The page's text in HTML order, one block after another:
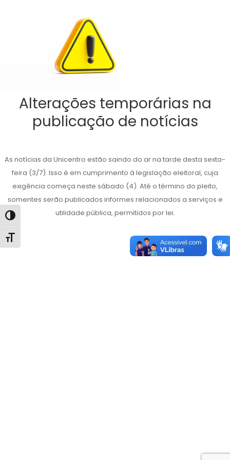
Alternar alto contraste
Alternar tamanho da fonte
Alterações temporárias na
publicação de notícias
As notícias da Unicentro estão saindo do ar na tarde desta sexta-
feira (3/7). Isso é em cumprimento à legislação eleitoral, cuja
exigência começa neste sábado (4). Até o término do pleito,
somentes serão publicados informes relacionados a serviços e
utilidade pública, permitidos por lei.